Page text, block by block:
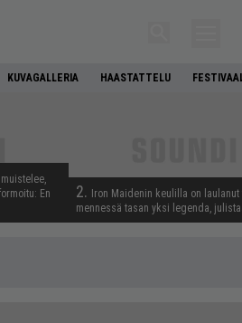
KUVAGALLERIA HAASTATTELU
muistelee,
En
2.
Iron Maidenin keulilla on laulanut
mennessä tasan yksi legenda,